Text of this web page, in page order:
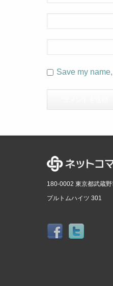
Save my
180-0002 東京都武蔵
プルトムハイツ 301